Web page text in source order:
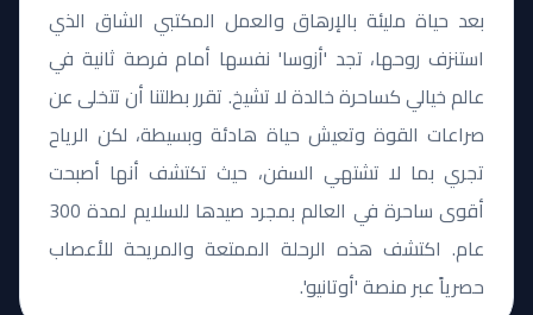
بعد حياة مليئة بالإرهاق والعمل المكتبي الشاق الذي
استنزف روحها، تجد 'أزوسا' نفسها أمام فرصة ثانية في
عالم خيالي كساحرة خالدة لا تشيخ. تقرر بطلتنا أن تتخلى عن
صراعات القوة وتعيش حياة هادئة وبسيطة، لكن الرياح
تجري بما لا تشتهي السفن، حيث تكتشف أنها أصبحت
أقوى ساحرة في العالم بمجرد صيدها للسلايم لمدة 300
عام. اكتشف هذه الرحلة الممتعة والمريحة للأعصاب
حصرياً عبر منصة 'أوتانيو'.